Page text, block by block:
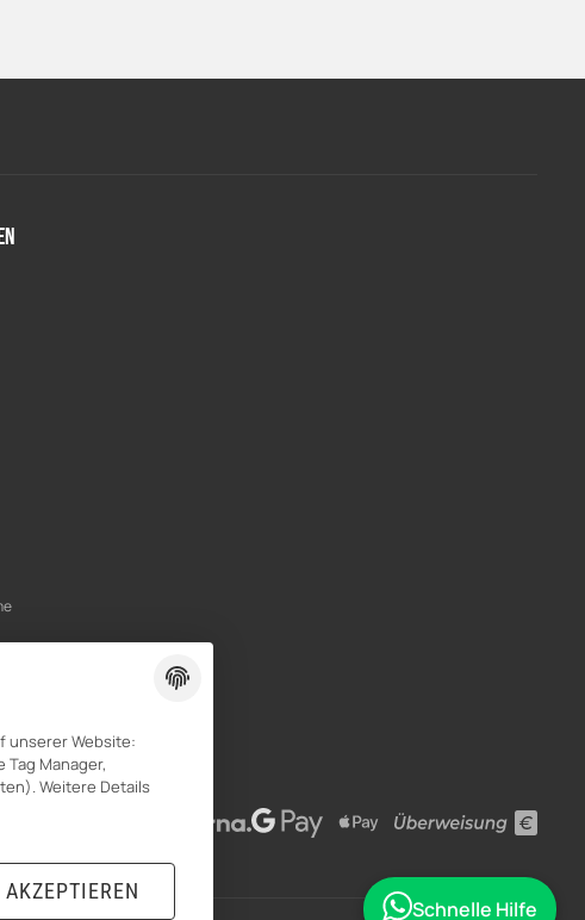
unserer Website:
Tag Manager,
Weitere Details
Schnelle Hilfe